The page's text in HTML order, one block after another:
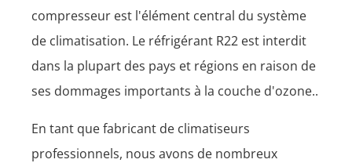
compresseur est l'élément central du système
de climatisation. Le réfrigérant R22 est interdit
dans la plupart des pays et régions en raison de
ses dommages importants à la couche d'ozone..
En tant que fabricant de climatiseurs
professionnels, nous avons de nombreux